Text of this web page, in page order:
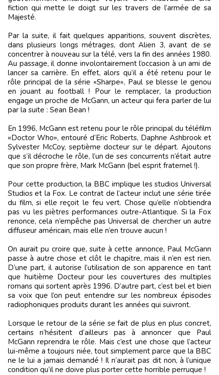
fiction qui mette le doigt sur les travers de l’armée de sa
Majesté.
Par la suite, il fait quelques apparitions, souvent discrètes,
dans plusieurs longs métrages, dont Alien 3, avant de se
concentrer à nouveau sur la télé, vers la fin des années 1980.
Au passage, il donne involontairement l’occasion à un ami de
lancer sa carrière. En effet, alors qu’il a été retenu pour le
rôle principal de la série «Sharpe», Paul se blesse le genou
en jouant au football ! Pour le remplacer, la production
engage un proche de McGann, un acteur qui fera parler de lui
par la suite : Sean Bean !
En 1996, McGann est retenu pour le rôle principal du téléfilm
«Doctor Who», entouré d’Eric Roberts, Daphne Ashbrook et
Sylvester McCoy, septième docteur sur le départ. Ajoutons
que s’il décroche le rôle, l’un de ses concurrents n’était autre
que son propre frère, Mark McGann (bel esprit fraternel !).
Pour cette production, la BBC implique les studios Universal
Studios et la Fox. Le contrat de l’acteur inclut une série tirée
du film, si elle reçoit le feu vert. Chose qu’elle n’obtiendra
pas vu les piètres performances outre-Atlantique. Si la Fox
renonce, cela n’empêche pas Universal de chercher un autre
diffuseur américain, mais elle n’en trouve aucun !
On aurait pu croire que, suite à cette annonce, Paul McGann
passe à autre chose et clôt le chapitre, mais il n’en est rien.
D’une part, il autorise l’utilisation de son apparence en tant
que huitième Docteur pour les couvertures des multiples
romans qui sortent après 1996. D’autre part, c’est bel et bien
sa voix que l’on peut entendre sur les nombreux épisodes
radiophoniques produits durant les années qui suivront.
Lorsque le retour de la série se fait de plus en plus concret,
certains n’hésitent d’ailleurs pas à annoncer que Paul
McGann reprendra le rôle. Mais c’est une chose que l’acteur
lui-même a toujours niée, tout simplement parce que la BBC
ne le lui a jamais demandé ! Il n’aurait pas dit non, à l’unique
condition qu’il ne doive plus porter cette horrible perruque !